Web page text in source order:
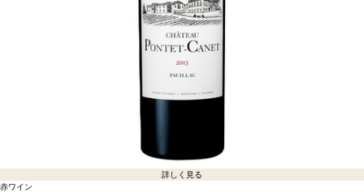
詳しく見る
赤ワイン